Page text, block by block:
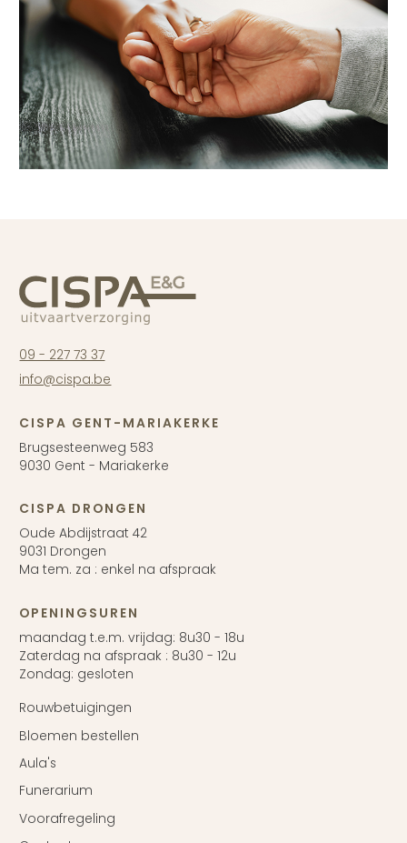
09 - 227 73 37
info@cispa.be
CISPA GENT-MARIAKERKE
Brugsesteenweg 583
9030 Gent - Mariakerke
CISPA DRONGEN
Oude Abdijstraat 42
9031 Drongen
Ma tem. za : enkel na afspraak
OPENINGSUREN
maandag t.e.m. vrijdag: 8u30 - 18u
Zaterdag na afspraak : 8u30 - 12u
Zondag: gesloten
Rouwbetuigingen
Bloemen bestellen
Aula's
Funerarium
Voorafregeling